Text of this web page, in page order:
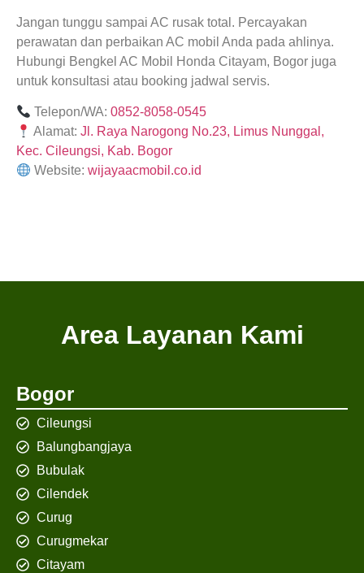
Jangan tunggu sampai AC rusak total. Percayakan
perawatan dan perbaikan AC mobil Anda pada ahlinya.
Hubungi Bengkel AC Mobil Honda Citayam, Bogor juga
untuk konsultasi atau booking jadwal servis.
Telepon/WA:0852-8058-0545
Alamat:Jl. Raya Narogong No.23, Limus Nunggal,
Kec. Cileungsi, Kab. Bogor
Website:wijayaacmobil.co.id
Area Layanan Kami
Bogor
Cileungsi
Balungbangjaya
Bubulak
Cilendek
Curug
Curugmekar
Citayam